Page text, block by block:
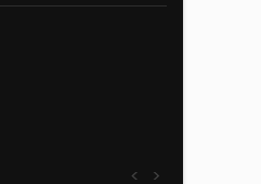
>
<